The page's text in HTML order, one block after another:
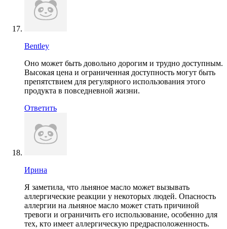
Bentley
Оно может быть довольно дорогим и трудно доступным.
Высокая цена и ограниченная доступность могут быть
препятствием для регулярного использования этого
продукта в повседневной жизни.
Ответить
Ирина
Я заметила, что льняное масло может вызывать
аллергические реакции у некоторых людей. Опасность
аллергии на льняное масло может стать причиной
тревоги и ограничить его использование, особенно для
тех, кто имеет аллергическую предрасположенность.